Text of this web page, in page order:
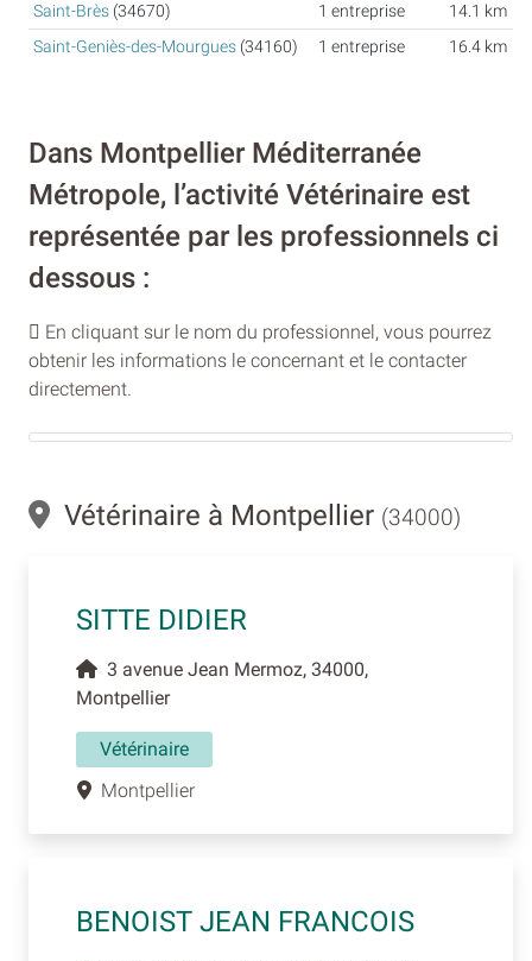
Saint-Brès (34670) 1 entreprise
14.1 km
Saint-Geniès-des-Mourgues (34160) 1 entreprise 16.4 km
Dans Montpellier Méditerranée
Métropole, l’activité Vétérinaire est
représentée par les professionnels ci
dessous :
En cliquant sur le nom du professionnel, vous pourrez
obtenir les informations le concernant et le contacter
directement.
Vétérinaire à Montpellier (34000)
SITTE DIDIER
3 avenue Jean Mermoz, 34000,
Montpellier
Vétérinaire
Montpellier
BENOIST JEAN FRANCOIS